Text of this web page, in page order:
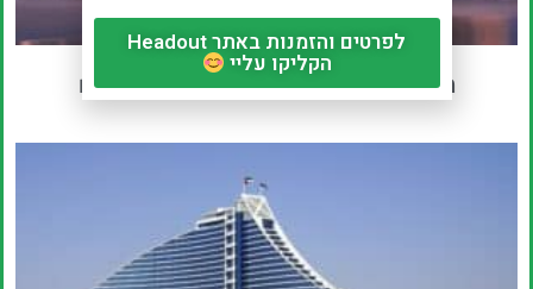
מלון אטלנטיס בדובאי – מלון מתחת למים
לפרטים והזמנות באתר Headout
הקליקו עליי